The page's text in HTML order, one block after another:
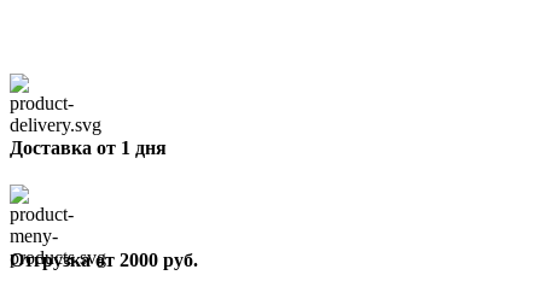
Доставка от 1 дня
Отгрузка от 2000 руб.